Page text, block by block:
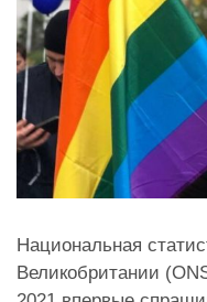
Национальная
Великобритании